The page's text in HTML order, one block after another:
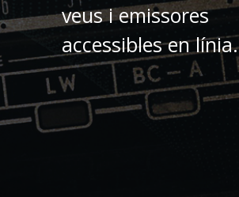
veus i emissores
accessibles en línia.